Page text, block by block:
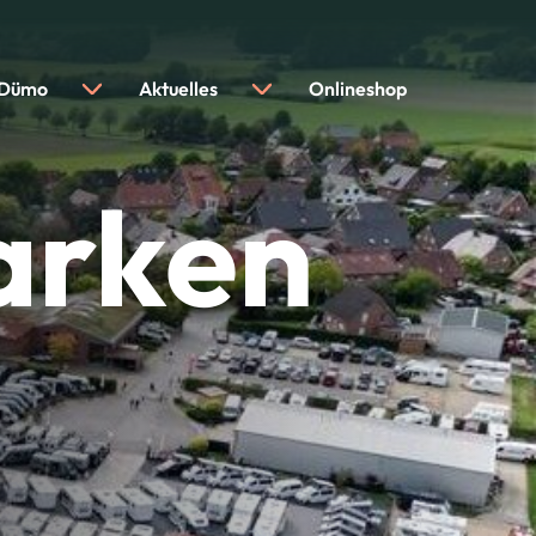
Aktuelles Onlineshop